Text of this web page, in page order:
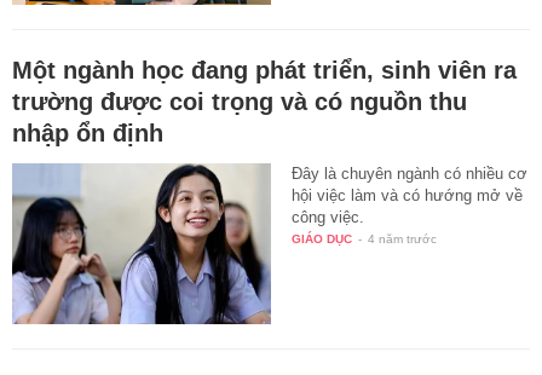
Một ngành học đang phát triển, sinh viên ra
trường được coi trọng và có nguồn thu
nhập ổn định
Đây là chuyên ngành có nhiều cơ
hội việc làm và có hướng mở về
công việc.
GIÁO DỤC - 4 năm trước